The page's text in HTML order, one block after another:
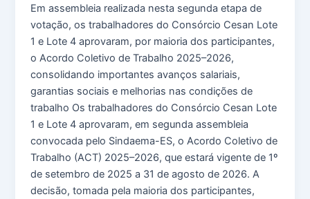
Em assembleia realizada nesta segunda etapa de
votação, os trabalhadores do Consórcio Cesan Lote
1 e Lote 4 aprovaram, por maioria dos participantes,
o Acordo Coletivo de Trabalho 2025–2026,
consolidando importantes avanços salariais,
garantias sociais e melhorias nas condições de
trabalho Os trabalhadores do Consórcio Cesan Lote
1 e Lote 4 aprovaram, em segunda assembleia
convocada pelo Sindaema-ES, o Acordo Coletivo de
Trabalho (ACT) 2025–2026, que estará vigente de 1º
de setembro de 2025 a 31 de agosto de 2026. A
decisão, tomada pela maioria dos participantes,